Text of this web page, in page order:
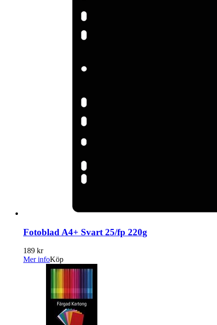
Fotoblad A4+ Svart 25/fp 220g
189 kr
Mer infoKöp